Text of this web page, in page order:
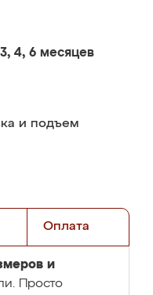
4, 6 месяцев
и подъем
Оплата
и
Просто